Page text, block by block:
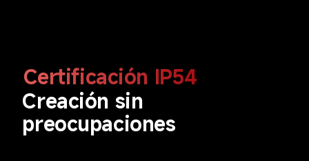
Certificación IP54
Creación sin
preocupaciones